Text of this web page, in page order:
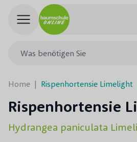
Skip to Content
Home | Rispenhortensie Limelight
Rispenhortensie
Hydrangea paniculata